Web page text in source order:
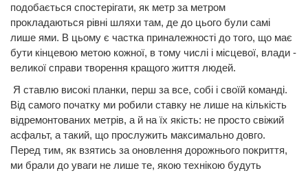
подобається спостерігати, як метр за метром
прокладаються рівні шляхи там, де до цього були самі
лише ями. В цьому є частка приналежності до того, що має
бути кінцевою метою кожної, в тому числі і місцевої, влади -
великої справи творення кращого життя людей.
Я ставлю високі планки, перш за все, собі і своїй команді.
Від самого початку ми робили ставку не лише на кількість
відремонтованих метрів, а й на їх якість: не просто свіжий
асфальт, а такий, що прослужить максимально довго.
Перед тим, як взятись за оновлення дорожнього покриття,
ми брали до уваги не лише те, якою технікою будуть